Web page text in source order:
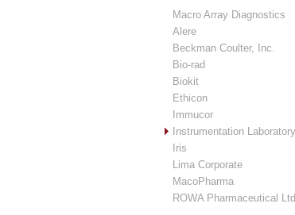
Macro Array Diagnostics
Alere
Beckman Coulter, Inc.
Bio-rad
Biokit
Ethicon
Immucor
Instrumentation Laboratory
Iris
Lima Corporate
MacoPharma
ROWA Pharmaceutical